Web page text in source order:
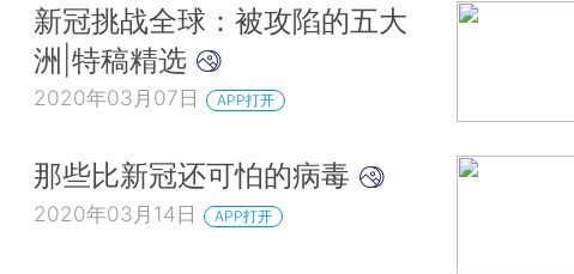
新冠挑战全球：被攻陷的五大
洲|特稿精选
2020年03月07日 APP打开
那些比新冠还可怕的病毒
2020年03月14日 APP打开